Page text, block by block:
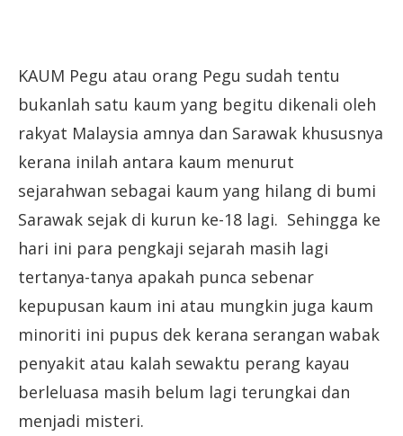
KAUM Pegu atau orang Pegu sudah tentu
bukanlah satu kaum yang begitu dikenali oleh
rakyat Malaysia amnya dan Sarawak khususnya
kerana inilah antara kaum menurut
sejarahwan sebagai kaum yang hilang di bumi
Sarawak sejak di kurun ke-18 lagi. Sehingga ke
hari ini para pengkaji sejarah masih lagi
tertanya-tanya apakah punca sebenar
kepupusan kaum ini atau mungkin juga kaum
minoriti ini pupus dek kerana serangan wabak
penyakit atau kalah sewaktu perang kayau
berleluasa masih belum lagi terungkai dan
menjadi misteri.